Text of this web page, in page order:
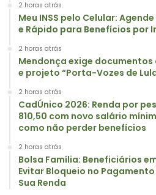
2 horas atrás
Meu INSS pelo Celular:
e Rápido para Benefícios por
2 horas atrás
Mendonça exige documentos
e projeto “Porta-Vozes de
2 horas atrás
CadÚnico 2026: Renda por
810,50 com novo salário
como não perder benefícios
2 horas atrás
Bolsa Família: Beneficiários
Evitar Bloqueio no
Sua Renda